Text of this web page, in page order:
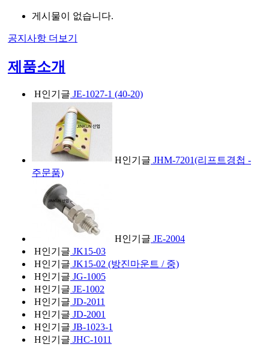
게시물이 없습니다.
공지사항 더보기
제품소개
H인기글 JE-1027-1 (40-20)
H인기글 JHM-7201(리프트경첩 -
주문품)
H인기글 JE-2004
H인기글 JK15-03
H인기글 JK15-02 (방진마운트 / 중)
H인기글 JG-1005
H인기글 JE-1002
H인기글 JD-2011
H인기글 JD-2001
H인기글 JB-1023-1
H인기글 JHC-1011